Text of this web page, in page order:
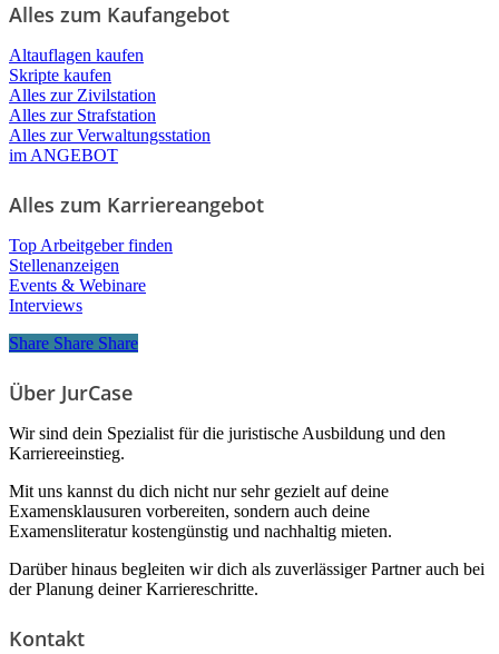
Alles zum Kaufangebot
Altauflagen kaufen
Skripte kaufen
Alles zur Zivilstation
Alles zur Strafstation
Alles zur Verwaltungsstation
im ANGEBOT
Alles zum Karriereangebot
Top Arbeitgeber finden
Stellenanzeigen
Events & Webinare
Interviews
Share
Share Share Share
Über JurCase
Wir sind dein Spezialist für die juristische Ausbildung und den
Karriereeinstieg.
Mit uns kannst du dich nicht nur sehr gezielt auf deine
Examensklausuren vorbereiten, sondern auch deine
Examensliteratur kostengünstig und nachhaltig mieten.
Darüber hinaus begleiten wir dich als zuverlässiger Partner auch bei
der Planung deiner Karriereschritte.
Kontakt